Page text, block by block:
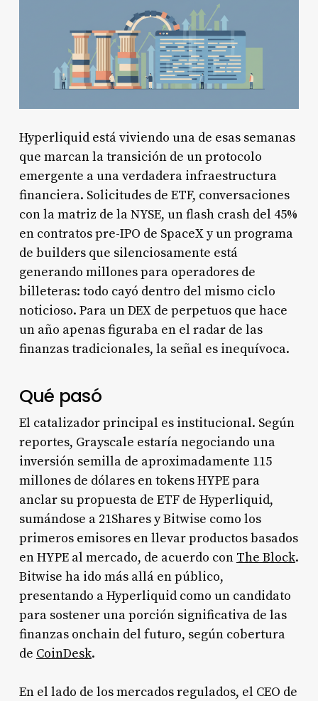
Hyperliquid está viviendo una de esas semanas
que marcan la transición de un protocolo
emergente a una verdadera infraestructura
financiera. Solicitudes de ETF, conversaciones
con la matriz de la NYSE, un flash crash del 45%
en contratos pre-IPO de SpaceX y un programa
de builders que silenciosamente está
generando millones para operadores de
billeteras: todo cayó dentro del mismo ciclo
noticioso. Para un DEX de perpetuos que hace
un año apenas figuraba en el radar de las
finanzas tradicionales, la señal es inequívoca.
Qué pasó
El catalizador principal es institucional. Según
reportes, Grayscale estaría negociando una
inversión semilla de aproximadamente 115
millones de dólares en tokens HYPE para
anclar su propuesta de ETF de Hyperliquid,
sumándose a 21Shares y Bitwise como los
primeros emisores en llevar productos basados
en HYPE al mercado, de acuerdo con The Block.
Bitwise ha ido más allá en público,
presentando a Hyperliquid como un candidato
para sostener una porción significativa de las
finanzas onchain del futuro, según cobertura
de CoinDesk.
En el lado de los mercados regulados, el CEO de